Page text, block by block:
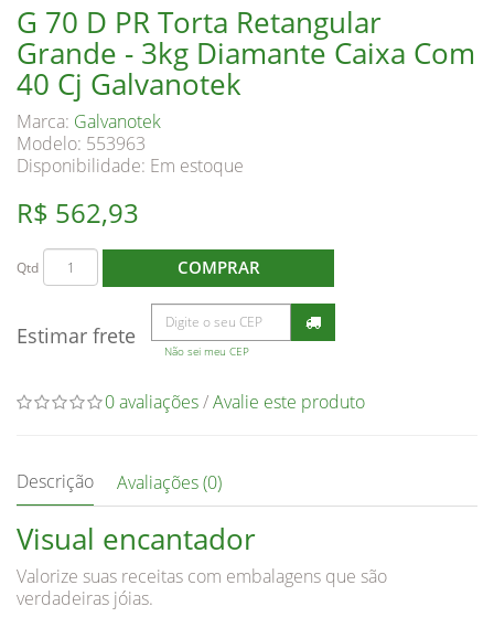
G 70 D PR Torta Retangular
Grande - 3kg Diamante Caixa Com
40 Cj Galvanotek
Marca: Galvanotek
Modelo: 553963
Disponibilidade: Em estoque
R$ 562,93
Qtd COMPRAR
Estimar frete
Não sei meu CEP
0 avaliações/Avalie este produto
Descrição Avaliações (0)
Visual encantador
Valorize suas receitas com embalagens que são
verdadeiras jóias.